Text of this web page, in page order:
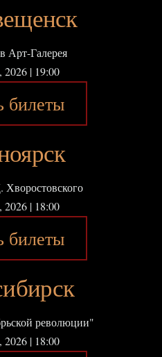
Арт-Галерея
2026 | 19:00
билеты
2026 | 18:00
билеты
революции"
2026 | 18:00